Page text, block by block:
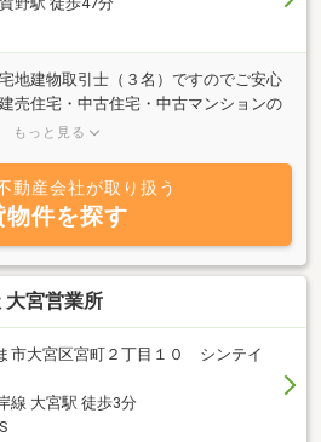
地建物取引士（３名）ですのでご安心
売住宅・中古住宅・中古マンションの
ナントの賃貸も行っています。また、
もっと見る
動産会社が取り扱う
物件を探す
大宮営業所
市大宮区宮町２丁目１０ シンテイ
線 大宮駅 徒歩3分